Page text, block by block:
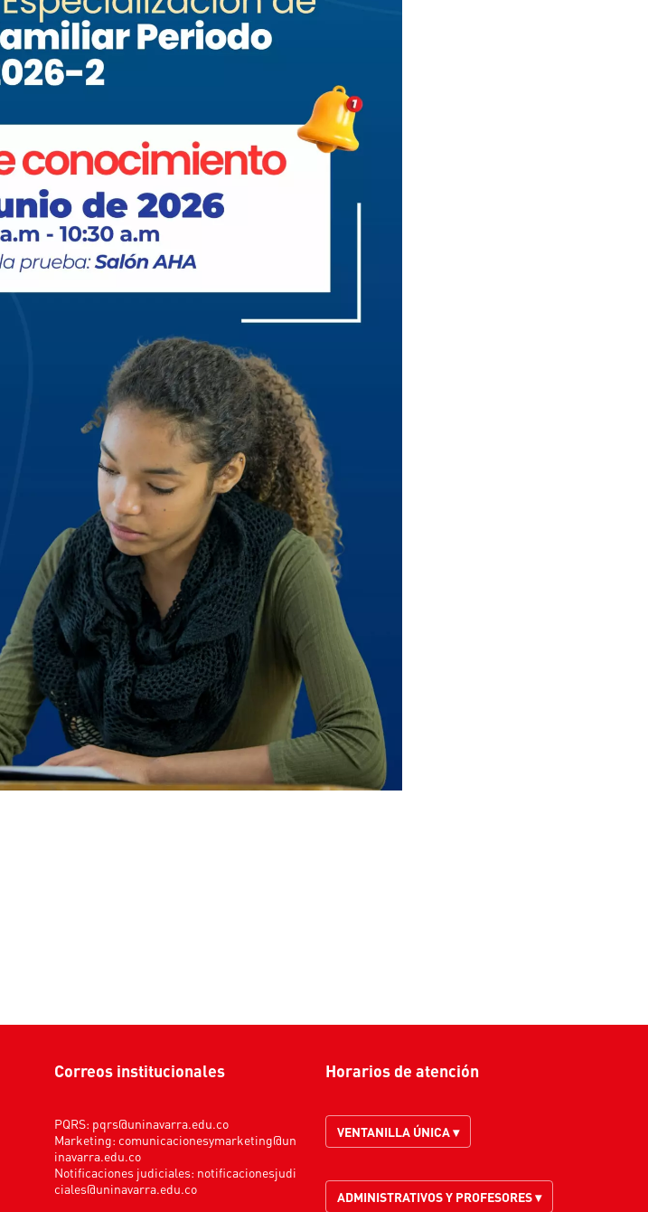
Correos institucionales
PQRS: pqrs@uninavarra.edu.co
Marketing: comunicacionesymarketing@un
inavarra.edu.co
Notificaciones judiciales: notificacionesjudi
ciales@uninavarra.edu.co
Horarios de atención
VENTANILLA ÚNICA ▾
ADMINISTRATIVOS Y PROFESORES ▾